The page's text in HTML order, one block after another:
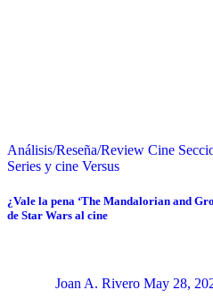
Análisis/Reseña/Review Cine
Series y cine Versus
¿Vale la pena ‘The Mandalorian and
de Star Wars al cine
Joan A. Rivero May 28,